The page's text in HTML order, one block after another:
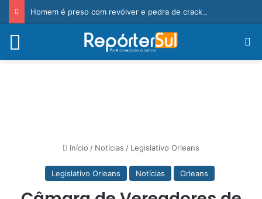
Início / Notícias / Legislativo Orleans
Legislativo Orleans Notícias Orleans